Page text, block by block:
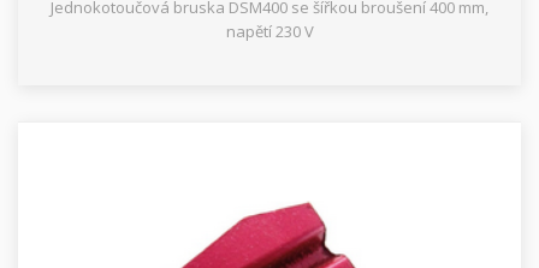
Jednokotoučová bruska DSM400 se šířkou broušení 400 mm,
napětí 230 V